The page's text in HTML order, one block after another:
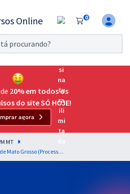
0
grátis por 7 dias!
para o Exame da
para as principais
20% em todos os
do site SÓ HOJE!
agora
MT
PM MT - Polícia Militar do Estado de Mato Grosso (Processo Seletivo Interno) - Conhecimentos de Polícia Judiciária Militar (CPJM) para o Cargo de 3º Sargento - Professores: Equipe Gran